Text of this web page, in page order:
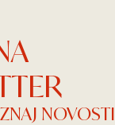
NOVOSTI